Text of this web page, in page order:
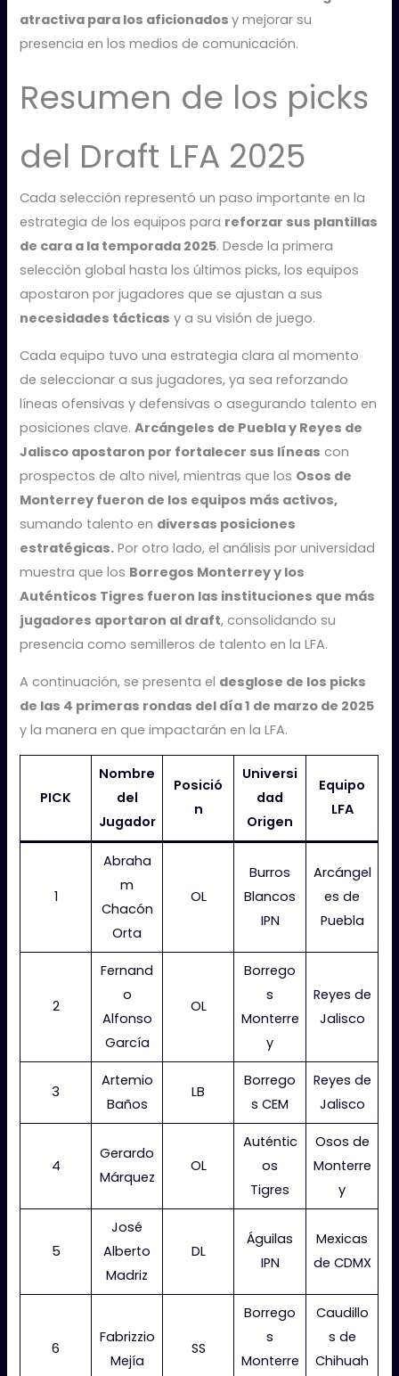
atractiva para los aficionadosy mejorar su
presencia en los medios de comunicación.
Resumen de los picks
del Draft LFA 2025
Cada selección representó un paso importante en la
estrategia de los equipos para reforzar sus plantillas
de cara a la temporada 2025. Desde la primera
selección global hasta los últimos picks, los equipos
apostaron por jugadores que se ajustan a sus
necesidades tácticas y a su visión de juego.
Cada equipo tuvo una estrategia clara al momento
de seleccionar a sus jugadores, ya sea reforzando
líneas ofensivas y defensivas o asegurando talento en
posiciones clave.Arcángeles de Puebla y Reyes de
Jalisco apostaron por fortalecer sus líneas con
prospectos de alto nivel, mientras que los Osos de
Monterrey fueron de los equipos más activos,
sumando talento en diversas posiciones
estratégicas. Por otro lado, el análisis por universidad
muestra que los Borregos Monterrey y los
Auténticos Tigres fueron las instituciones que más
jugadores aportaron al draft, consolidando su
presencia como semilleros de talento en la LFA.
A continuación, se presenta el desglose de los picks
de las 4 primeras rondas del día 1 de marzo de 2025
y la manera en que impactarán en la LFA.
PICK
Nombre
del
Jugador
Posició
n
Universi
dad
Origen
Equipo
LFA
1
Abraha
m
Chacón
Orta
OL
Burros
Blancos
IPN
Arcángel
es de
Puebla
2
Fernand
o
Alfonso
García
OL
Borrego
s
Monterre
y
Reyes de
Jalisco
3
Artemio
Baños
LB
Borrego
s CEM
Reyes de
Jalisco
4
Gerardo
Márquez
OL
Auténtic
os
Tigres
Osos de
Monterre
y
5
José
Alberto
Madriz
DL
Águilas
IPN
Mexicas
de CDMX
6
Fabrizzio
Mejía
SS
Borrego
s
Monterre
Caudillo
s de
Chihuah